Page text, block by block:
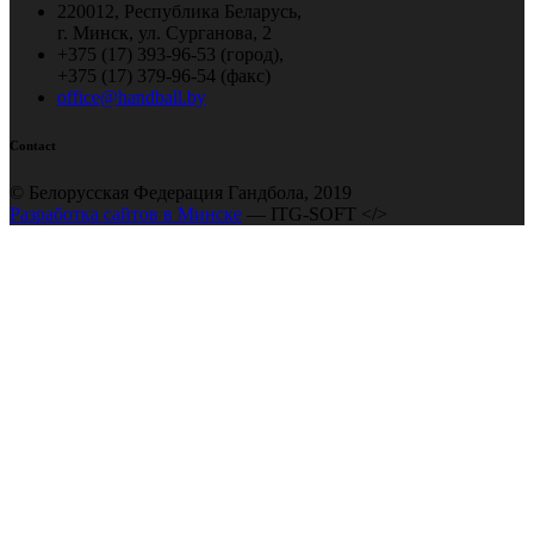
220012, Республика Беларусь,
г. Минск, ул. Сурганова, 2
+375 (17) 393-96-53 (город),
+375 (17) 379-96-54 (факс)
office@handball.by
Contact
© Белорусская Федерация Гандбола, 2019
Разработка сайтов в Минске — ITG-SOFT </>